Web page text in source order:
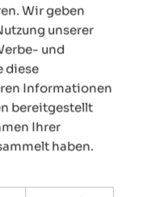
Wir geben
unserer
und
diese
Informationen
bereitgestellt
Ihrer
haben.